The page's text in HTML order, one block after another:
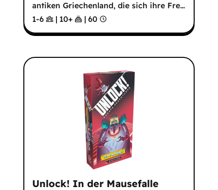
antiken Griechenland, die sich ihre Fre…
1-6
| 10+ | 60
Unlock! In der Mausefalle